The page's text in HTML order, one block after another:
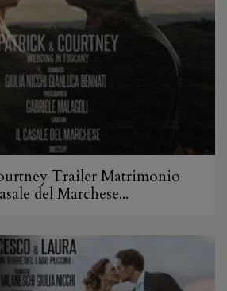
Trailer Matrimonio
del Marchese...